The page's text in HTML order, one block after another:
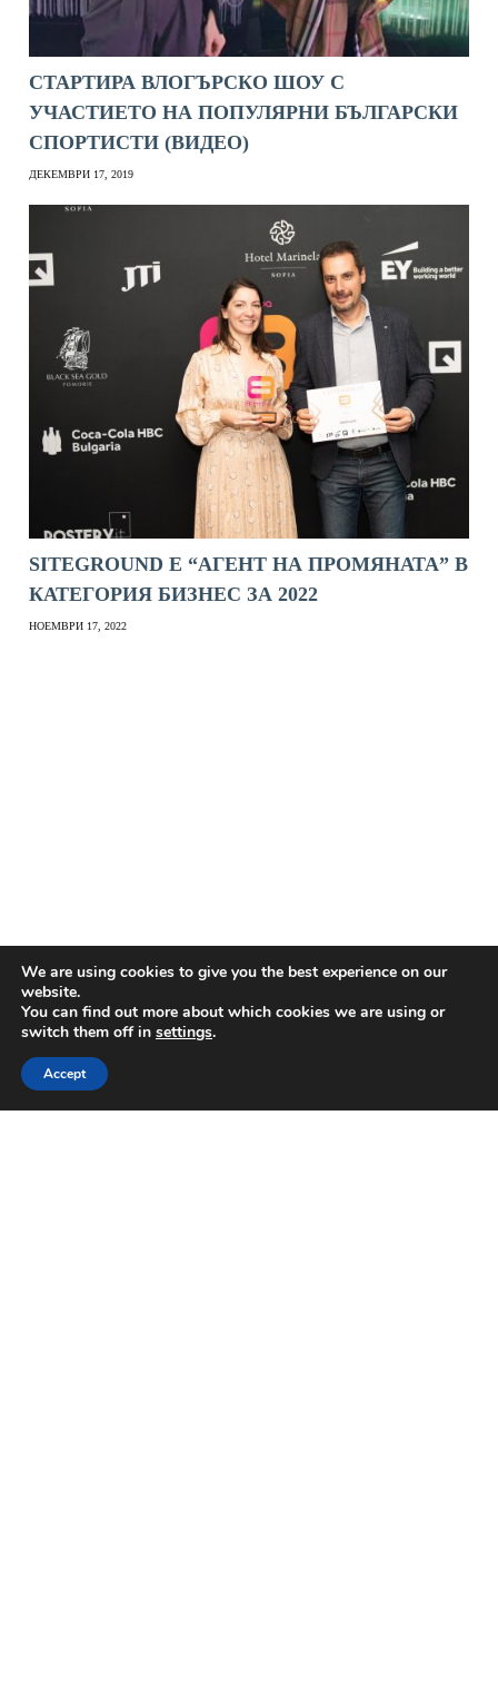
СТАРТИРА ВЛОГЪРСКО ШОУ С
УЧАСТИЕТО НА ПОПУЛЯРНИ БЪЛГАРСКИ
СПОРТИСТИ (ВИДЕО)
ДЕКЕМВРИ 17, 2019
SITEGROUND Е “АГЕНТ НА ПРОМЯНАТА” В
КАТЕГОРИЯ БИЗНЕС ЗА 2022
НОЕМВРИ 17, 2022
We are using cookies to give you the best experience on our
website.
You can find out more about which cookies we are using or
switch them off in settings.
Accept